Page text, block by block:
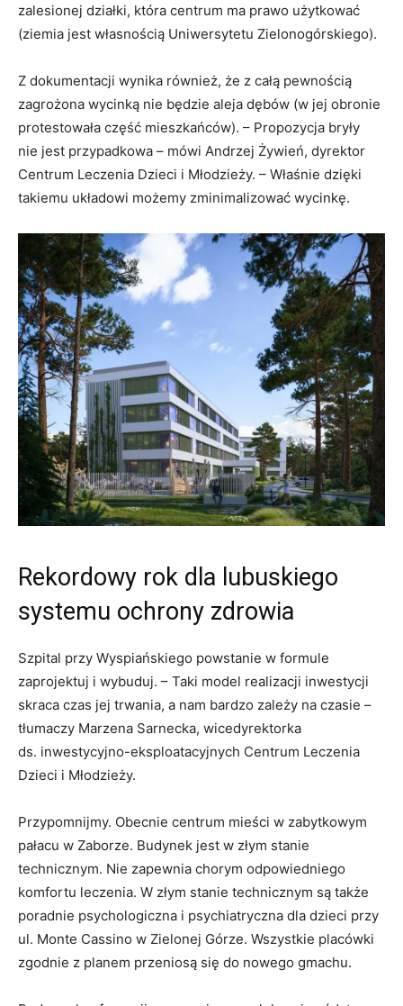
zalesionej działki, która centrum ma prawo użytkować
(ziemia jest własnością Uniwersytetu Zielonogórskiego).
Z dokumentacji wynika również, że z całą pewnością
zagrożona wycinką nie będzie aleja dębów (w jej obronie
protestowała część mieszkańców). – Propozycja bryły
nie jest przypadkowa – mówi Andrzej Żywień, dyrektor
Centrum Leczenia Dzieci i Młodzieży. – Właśnie dzięki
takiemu układowi możemy zminimalizować wycinkę.
Rekordowy rok dla lubuskiego
systemu ochrony zdrowia
Szpital przy Wyspiańskiego powstanie w formule
zaprojektuj i wybuduj. – Taki model realizacji inwestycji
skraca czas jej trwania, a nam bardzo zależy na czasie –
tłumaczy Marzena Sarnecka, wicedyrektorka
ds. inwestycyjno-eksploatacyjnych Centrum Leczenia
Dzieci i Młodzieży.
Przypomnijmy. Obecnie centrum mieści w zabytkowym
pałacu w Zaborze. Budynek jest w złym stanie
technicznym. Nie zapewnia chorym odpowiedniego
komfortu leczenia. W złym stanie technicznym są także
poradnie psychologiczna i psychiatryczna dla dzieci przy
ul. Monte Cassino w Zielonej Górze. Wszystkie placówki
zgodnie z planem przeniosą się do nowego gmachu.